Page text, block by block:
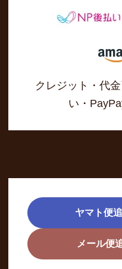
クレジット・代
い・
ヤマト便
メール便